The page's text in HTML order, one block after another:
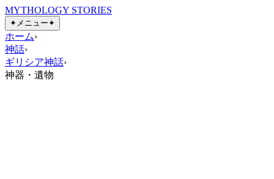
MYTHOLOGY STORIES
✦ メニュー✦
ホーム›
神話›
ギリシア神話›
神器・遺物